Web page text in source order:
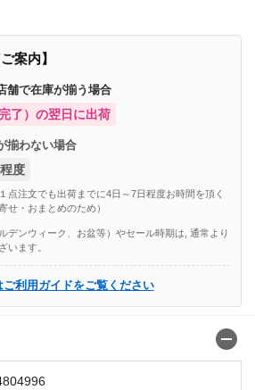
案内】
舗で在庫が揃う場合
了）の翌日に出荷
揃わない場合
度
点注文でも出荷までに4日～7日程度お時間を頂く
せ・おまとめのため）
デンウィーク、お盆等）やセール時期は, 通常より
います。
ご利用ガイドをご覧ください